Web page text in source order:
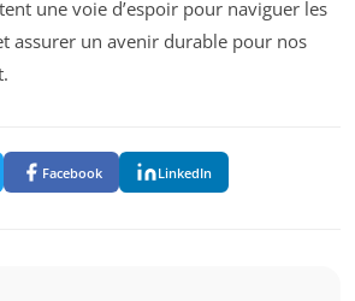
une voie d’espoir pour naviguer les
assurer un avenir durable pour nos
Facebook LinkedIn